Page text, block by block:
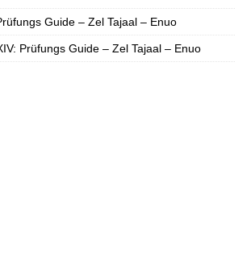
Guide – Zel Tajaal – Enuo
Prüfungs Guide – Zel Tajaal – Enuo